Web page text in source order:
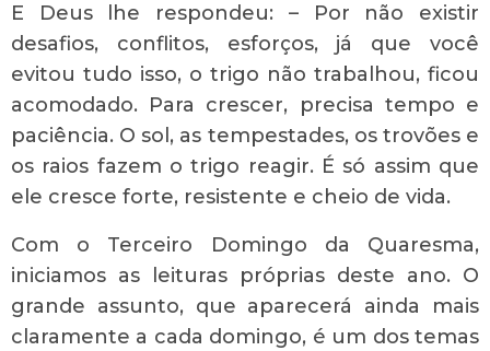
E Deus lhe respondeu: – Por não existir
desafios, conflitos, esforços, já que você
evitou tudo isso, o trigo não trabalhou, ficou
acomodado. Para crescer, precisa tempo e
paciência. O sol, as tempestades, os trovões e
os raios fazem o trigo reagir. É só assim que
ele cresce forte, resistente e cheio de vida.
Com o Terceiro Domingo da Quaresma,
iniciamos as leituras próprias deste ano. O
grande assunto, que aparecerá ainda mais
claramente a cada domingo, é um dos temas